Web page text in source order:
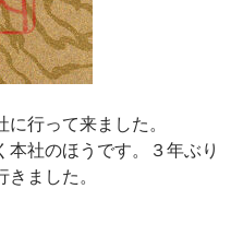
行って来ました。
本社のほうです。３年ぶり
ました。